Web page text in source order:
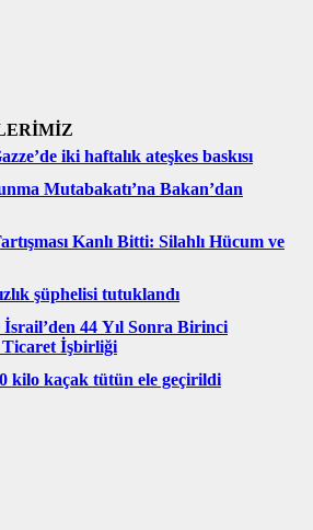
iki haftalık ateşkes baskısı
Mutabakatı’na Bakan’dan
Kanlı Bitti: Silahlı Hücum ve
şüphelisi tutuklandı
44 Yıl Sonra Birinci
İşbirliği
kilo kaçak tütün ele geçirildi